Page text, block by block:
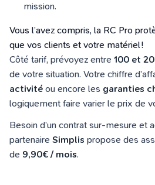
mission.
Vous l’avez compris, la RC Pro
que vos clients et votre matériel !
Côté tarif, prévoyez entre 100 et
de votre situation. Votre chiffre
activité ou encore les garanties
logiquement faire varier le prix de
Besoin d’un contrat sur-mesure et
partenaire Simplis propose des
de 9,90€ / mois.